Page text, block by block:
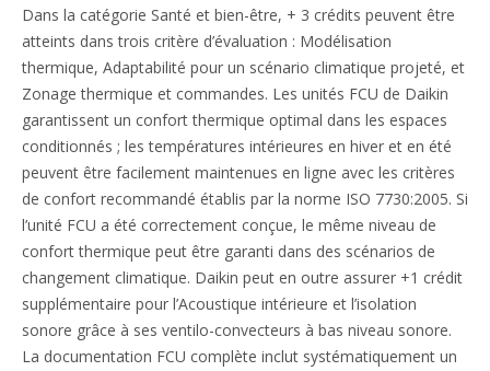
Dans la catégorie Santé et bien-être, + 3 crédits peuvent être
atteints dans trois critère d’évaluation : Modélisation
thermique, Adaptabilité pour un scénario climatique projeté, et
Zonage thermique et commandes. Les unités FCU de Daikin
garantissent un confort thermique optimal dans les espaces
conditionnés ; les températures intérieures en hiver et en été
peuvent être facilement maintenues en ligne avec les critères
de confort recommandé établis par la norme ISO 7730:2005. Si
l’unité FCU a été correctement conçue, le même niveau de
confort thermique peut être garanti dans des scénarios de
changement climatique. Daikin peut en outre assurer +1 crédit
supplémentaire pour l’Acoustique intérieure et l’isolation
sonore grâce à ses ventilo-convecteurs à bas niveau sonore.
La documentation FCU complète inclut systématiquement un